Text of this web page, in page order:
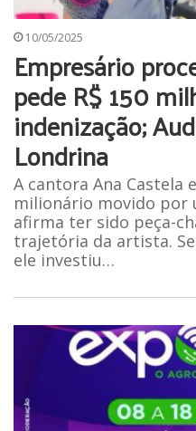
10/05/2025
Empresário
pede R$ 150
indenização;
Londrina
A cantora Ana Castela
milionário movido por
afirma ter sido peça-
trajetória da artista.
ele investiu…